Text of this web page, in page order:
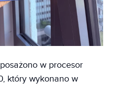
w procesor
który wykonano w